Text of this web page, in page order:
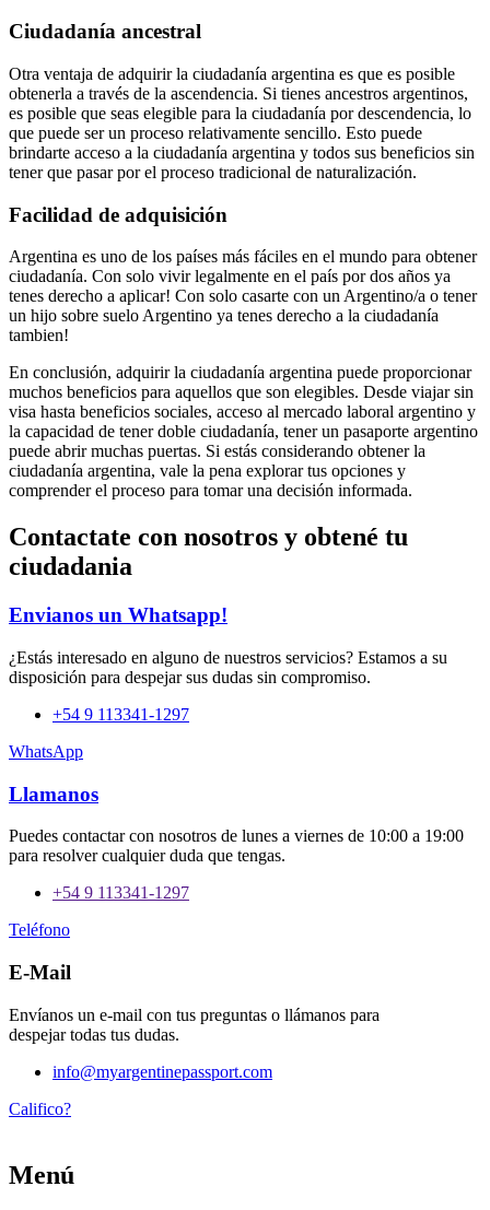
Ciudadanía ancestral
Otra ventaja de adquirir la ciudadanía argentina es que es posible
obtenerla a través de la ascendencia. Si tienes ancestros argentinos,
es posible que seas elegible para la ciudadanía por descendencia, lo
que puede ser un proceso relativamente sencillo. Esto puede
brindarte acceso a la ciudadanía argentina y todos sus beneficios sin
tener que pasar por el proceso tradicional de naturalización.
Facilidad de adquisición
Argentina es uno de los países más fáciles en el mundo para obtener
ciudadanía. Con solo vivir legalmente en el país por dos años ya
tenes derecho a aplicar! Con solo casarte con un Argentino/a o tener
un hijo sobre suelo Argentino ya tenes derecho a la ciudadanía
tambien!
En conclusión, adquirir la ciudadanía argentina puede proporcionar
muchos beneficios para aquellos que son elegibles. Desde viajar sin
visa hasta beneficios sociales, acceso al mercado laboral argentino y
la capacidad de tener doble ciudadanía, tener un pasaporte argentino
puede abrir muchas puertas. Si estás considerando obtener la
ciudadanía argentina, vale la pena explorar tus opciones y
comprender el proceso para tomar una decisión informada.
Contactate con nosotros y obtené tu
ciudadania
Envianos un Whatsapp!
¿Estás interesado en alguno de nuestros servicios? Estamos a su
disposición para despejar sus dudas sin compromiso.
+54 9 113341-1297
WhatsApp
Llamanos
Puedes contactar con nosotros de lunes a viernes de 10:00 a 19:00
para resolver cualquier duda que tengas.
+54 9 113341-1297
Teléfono
E-Mail
Envíanos un e-mail con tus preguntas o llámanos para
despejar todas tus dudas.
info@myargentinepassport.com
Califico?
Menú